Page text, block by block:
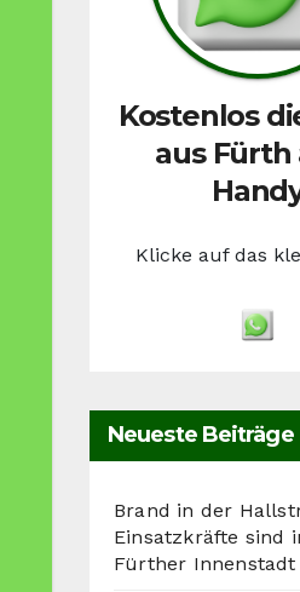
Kostenlos
aus Fürth
Klicke auf das
Neueste Beiträge
Brand in der
Einsatzkräfte sind
Fürther